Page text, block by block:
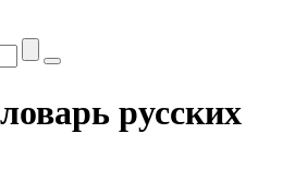
русских